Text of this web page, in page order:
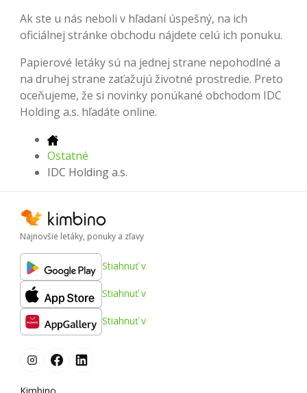
Ak ste u nás neboli v hľadaní úspešný, na ich
oficiálnej stránke obchodu nájdete celú ich ponuku.
Papierové letáky sú na jednej strane nepohodlné a
na druhej strane zaťažujú životné prostredie. Preto
oceňujeme, že si novinky ponúkané obchodom IDC
Holding a.s. hľadáte online.
Ostatné
IDC Holding a.s.
Najnovšie letáky, ponuky a zľavy
Stiahnuť v
Stiahnuť v
Stiahnuť v
Kimbino